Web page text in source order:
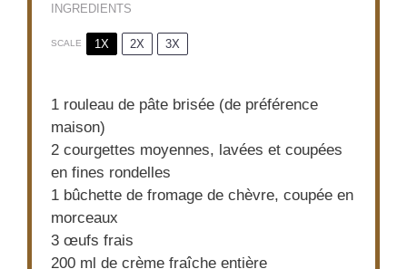
INGREDIENTS
SCALE 1X 2X 3X
1 rouleau de pâte brisée (de préférence
maison)
2 courgettes moyennes, lavées et coupées
en fines rondelles
1 bûchette de fromage de chèvre, coupée en
morceaux
3 œufs frais
200 ml de crème fraîche entière